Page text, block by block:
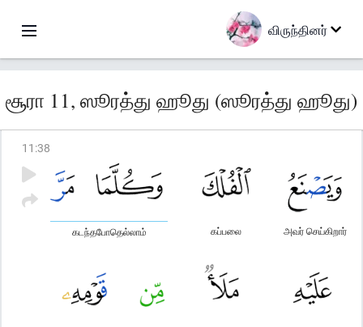
விருந்தினர்
சூரா 11, ஸூரத்து ஹூது (ஸூரத்து ஹூது)
11 :38
அவர் செய்கிறார்
கப்பலை
கடந்தபோதெல்லாம்